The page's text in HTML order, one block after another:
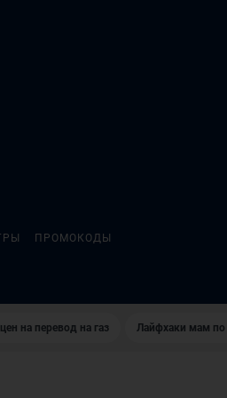
ПРОМОКОДЫ
на перевод на газ Лайфхаки мам